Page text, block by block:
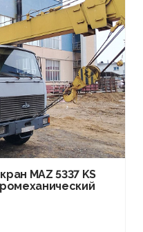
MAZ 5337 KS